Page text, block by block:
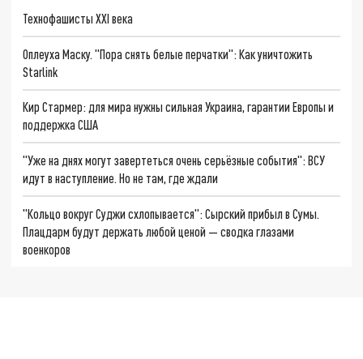
Технофашисты XXI века
Оплеуха Маску. "Пора снять белые перчатки": Как уничтожить
Starlink
Кир Стармер: для мира нужны сильная Украина, гарантии Европы и
поддержка США
"Уже на днях могут завертеться очень серьёзные события": ВСУ
идут в наступление. Но не там, где ждали
"Кольцо вокруг Суджи схлопывается": Сырский прибыл в Сумы.
Плацдарм будут держать любой ценой — сводка глазами
военкоров